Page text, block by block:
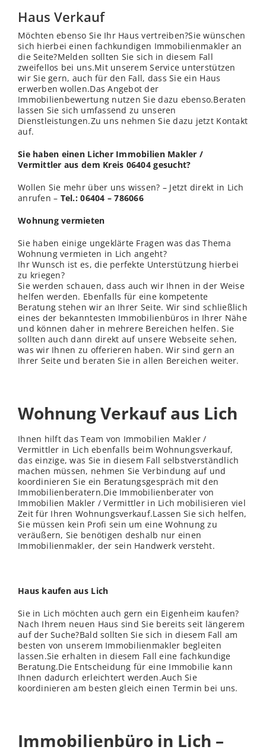
Haus Verkauf
Möchten ebenso Sie Ihr Haus vertreiben?Sie wünschen
sich hierbei einen fachkundigen Immobilienmakler an
die Seite?Melden sollten Sie sich in diesem Fall
zweifellos bei uns.Mit unserem Service unterstützen
wir Sie gern, auch für den Fall, dass Sie ein Haus
erwerben wollen.Das Angebot der
Immobilienbewertung nutzen Sie dazu ebenso.Beraten
lassen Sie sich umfassend zu unseren
Dienstleistungen.Zu uns nehmen Sie dazu jetzt Kontakt
auf.
Sie haben einen Licher Immobilien Makler /
Vermittler aus dem Kreis 06404 gesucht?
Wollen Sie mehr über uns wissen? – Jetzt direkt in Lich
anrufen – Tel.: 06404 – 786066
Wohnung vermieten
Sie haben einige ungeklärte Fragen was das Thema
Wohnung vermieten in Lich angeht?
Ihr Wunsch ist es, die perfekte Unterstützung hierbei
zu kriegen?
Sie werden schauen, dass auch wir Ihnen in der Weise
helfen werden. Ebenfalls für eine kompetente
Beratung stehen wir an Ihrer Seite. Wir sind schließlich
eines der bekanntesten Immobilienbüros in Ihrer Nähe
und können daher in mehrere Bereichen helfen. Sie
sollten auch dann direkt auf unsere Webseite sehen,
was wir Ihnen zu offerieren haben. Wir sind gern an
Ihrer Seite und beraten Sie in allen Bereichen weiter.
Wohnung Verkauf aus Lich
Ihnen hilft das Team von Immobilien Makler /
Vermittler in Lich ebenfalls beim Wohnungsverkauf,
das einzige, was Sie in diesem Fall selbstverständlich
machen müssen, nehmen Sie Verbindung auf und
koordinieren Sie ein Beratungsgespräch mit den
Immobilienberatern.Die Immobilienberater von
Immobilien Makler / Vermittler in Lich mobilisieren viel
Zeit für Ihren Wohnungsverkauf.Lassen Sie sich helfen,
Sie müssen kein Profi sein um eine Wohnung zu
veräußern, Sie benötigen deshalb nur einen
Immobilienmakler, der sein Handwerk versteht.
Haus kaufen aus Lich
Sie in Lich möchten auch gern ein Eigenheim kaufen?
Nach Ihrem neuen Haus sind Sie bereits seit längerem
auf der Suche?Bald sollten Sie sich in diesem Fall am
besten von unserem Immobilienmakler begleiten
lassen.Sie erhalten in diesem Fall eine fachkundige
Beratung.Die Entscheidung für eine Immobilie kann
Ihnen dadurch erleichtert werden.Auch Sie
koordinieren am besten gleich einen Termin bei uns.
Immobilienbüro in Lich –